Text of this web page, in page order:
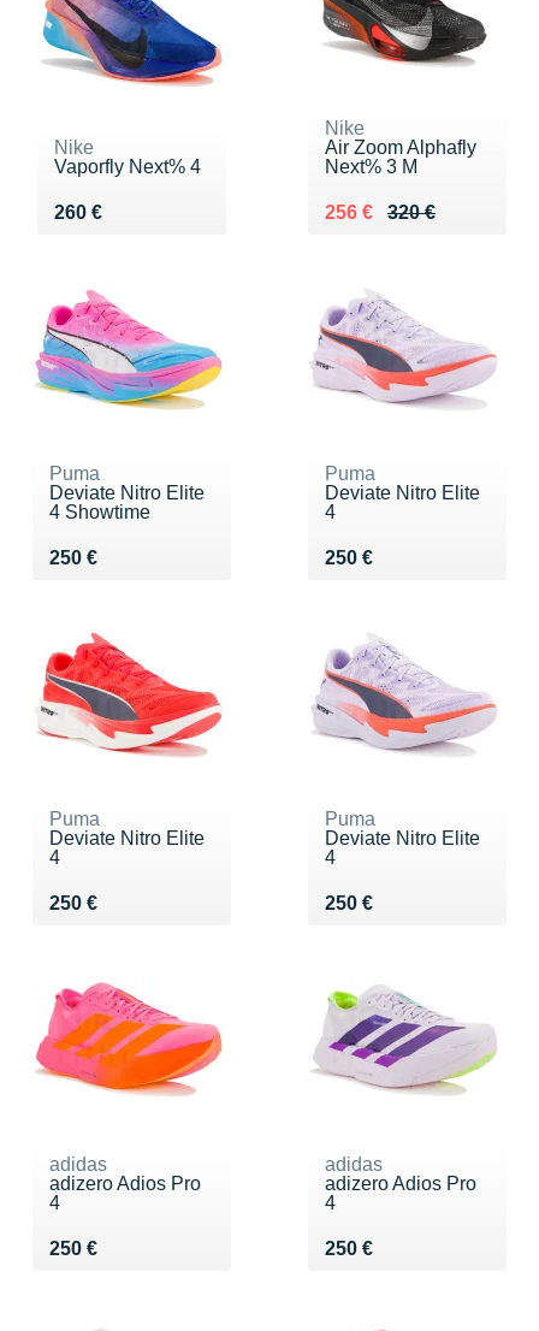
Nike
Vaporfly Next% 4
260 €
Vendu 260 €
Nike
Air Zoom Alphafly
Next% 3 M
320 €
Au lieu de 320 €
256 €
Vendu 256 €
Puma
Deviate Nitro Elite
4 Showtime
250 €
Vendu 250 €
Puma
Deviate Nitro Elite
4
250 €
Vendu 250 €
Puma
Deviate Nitro Elite
4
250 €
Vendu 250 €
Puma
Deviate Nitro Elite
4
250 €
Vendu 250 €
adidas
adizero Adios Pro
4
250 €
Vendu 250 €
adidas
adizero Adios Pro
4
250 €
Vendu 250 €